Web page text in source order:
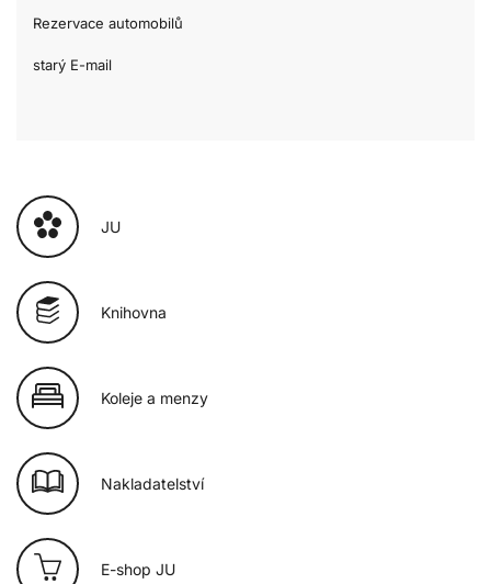
Rezervace automobilů
starý E-mail
JU
Knihovna
Koleje a menzy
Nakladatelství
E-shop JU